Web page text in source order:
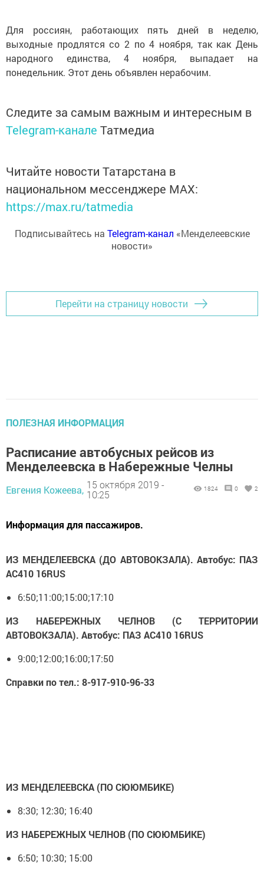
Для россиян, работающих пять дней в неделю,
выходные продлятся со 2 по 4 ноября, так как День
народного единства, 4 ноября, выпадает на
понедельник. Этот день объявлен нерабочим.
Следите за самым важным и интересным в
Telegram-канале Татмедиа
Читайте новости Татарстана в
национальном мессенджере MАХ:
https://max.ru/tatmedia
Подписывайтесь на Telegram-канал «Менделеевские
новости»
Перейти на страницу новости
ПОЛЕЗНАЯ ИНФОРМАЦИЯ
Расписание автобусных рейсов из
Менделеевска в Набережные Челны
Евгения Кожеева, 15 октября 2019 -
10:25
1824 0 2
Информация для пассажиров.
ИЗ МЕНДЕЛЕЕВСКА (ДО АВТОВОКЗАЛА). Автобус: ПАЗ
АС410 16RUS
6:50;11:00;15:00;17:10
ИЗ НАБЕРЕЖНЫХ ЧЕЛНОВ (С ТЕРРИТОРИИ
АВТОВОКЗАЛА). Автобус: ПАЗ АС410 16RUS
9:00;12:00;16:00;17:50
Справки по тел.: 8-917-910-96-33
ИЗ МЕНДЕЛЕЕВСКА (ПО СЮЮМБИКЕ)
8:30; 12:30; 16:40
ИЗ НАБЕРЕЖНЫХ ЧЕЛНОВ (ПО СЮЮМБИКЕ)
6:50; 10:30; 15:00